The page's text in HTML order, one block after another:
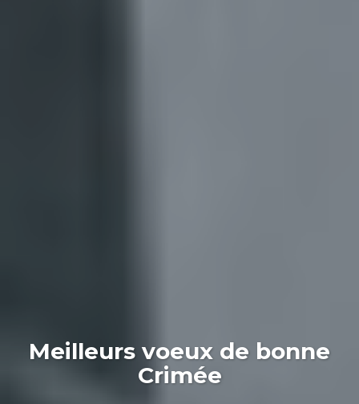
Meilleurs voeux de bonne
Crimée